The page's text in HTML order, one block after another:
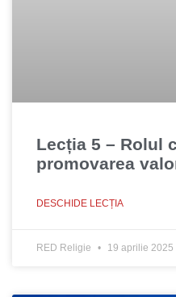
Lecția 5 – Rolul
promovarea
DESCHIDE LECȚIA
RED Religie 19 aprilie 2025